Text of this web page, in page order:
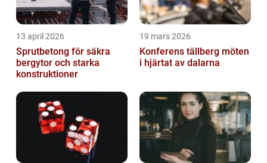
13 april 2026
Sprutbetong för säkra
bergytor och starka
konstruktioner
19 mars 2026
Konferens tällberg möten
i hjärtat av dalarna